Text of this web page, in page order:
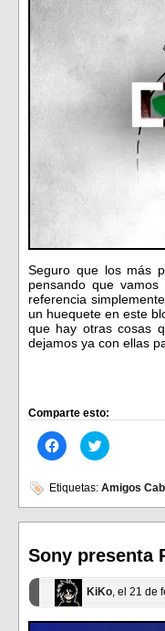
Seguro que los más
pensando que
referencia
un huequete en este
que hay otras cosas
dejamos ya con ellas
Comparte esto:
Haz
clic
en
Facebook
(Se
abre
ventana
nueva)
Haz
clic
en
Twitter
(Se
abre
ventana
nueva)
Etiquetas: Amigos
Sony presenta
KiKo, el 21 de